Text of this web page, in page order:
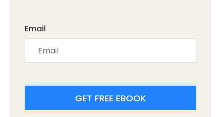
Email
GET FREE EBOOK